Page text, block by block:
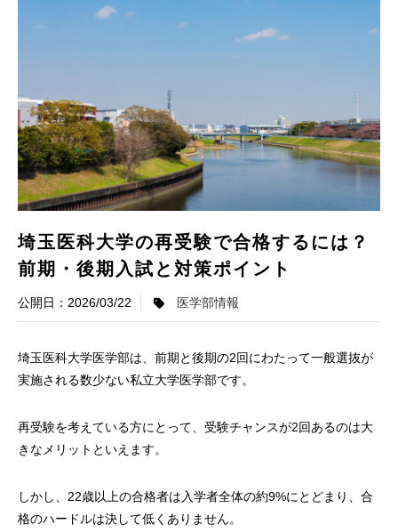
埼玉医科大学の再受験で合格するには？
前期・後期入試と対策ポイント
2026/03/22 医学部情報
埼玉医科大学医学部は、前期と後期の2回にわたって一般選抜が
実施される数少ない私立大学医学部です。
再受験を考えている方にとって、受験チャンスが2回あるのは大
きなメリットといえます。
しかし、22歳以上の合格者は入学者全体の約9%にとどまり、合
格のハードルは決して低くありません。